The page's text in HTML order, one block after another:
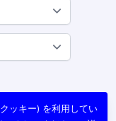
ッキー) を利用してい